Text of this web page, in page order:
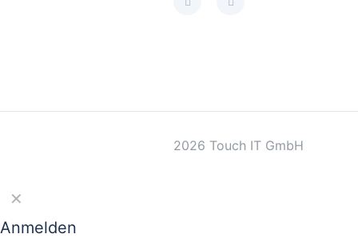
2026 Touch IT GmbH
✕
Anmelden